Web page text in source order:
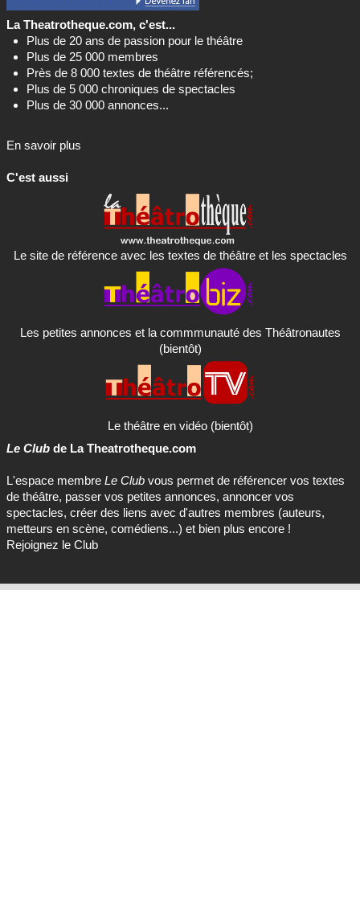
La Theatrotheque.com, c'est...
Plus de 20 ans de passion pour le théâtre
Plus de 25 000 membres
Près de 8 000 textes de théâtre référencés;
Plus de 5 000 chroniques de spectacles
Plus de 30 000 annonces...
En savoir plus
C'est aussi
Le site de référence avec les textes de théâtre et les spectacles
Les petites annonces et la commmunauté des Théâtronautes
(bientôt)
Le théâtre en vidéo (bientôt)
Le Club de La Theatrotheque.com
L'espace membre Le Club vous permet de référencer vos textes
de théâtre, passer vos petites annonces, annoncer vos
spectacles, créer des liens avec d'autres membres (auteurs,
metteurs en scène, comédiens...) et bien plus encore !
Rejoignez le Club